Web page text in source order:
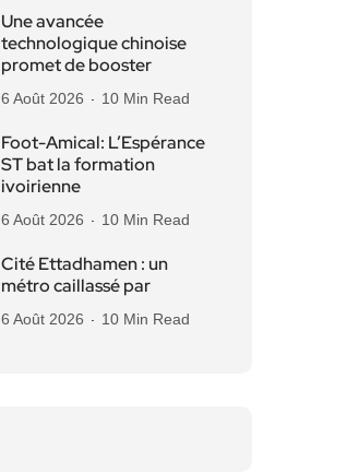
Une avancée
technologique chinoise
promet de booster
6 Août 2026 10 Min Read
Foot-Amical: L’Espérance
ST bat la formation
ivoirienne
6 Août 2026 10 Min Read
Cité Ettadhamen : un
métro caillassé par
6 Août 2026 10 Min Read